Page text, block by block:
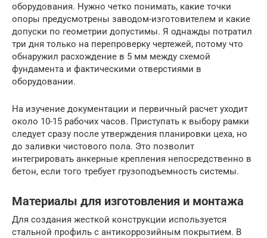
оборудования. Нужно четко понимать, какие точки
опоры предусмотрены заводом-изготовителем и какие
допуски по геометрии допустимы. Я однажды потратил
три дня только на перепроверку чертежей, потому что
обнаружил расхождение в 5 мм между схемой
фундамента и фактическими отверстиями в
оборудовании.
На изучение документации и первичный расчет уходит
около 10-15 рабочих часов. Приступать к выбору рамки
следует сразу после утверждения планировки цеха, но
до заливки чистового пола. Это позволит
интегрировать анкерные крепления непосредственно в
бетон, если того требует грузоподъемность системы.
Материалы для изготовления и монтажа
Для создания жесткой конструкции используется
стальной профиль с антикоррозийным покрытием. В